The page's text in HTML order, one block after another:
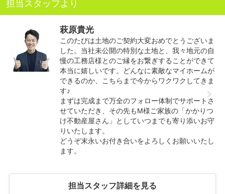
担当スタッフより
萩原貴光
このたびは土地のご契約大変おめでとうございま
した。当社未公開の特別な土地と、我々地元の自
慢の工務店様とのご縁をお繋ぎすることができて
本当に嬉しいです。どんなに素敵なマイホームが
できるのか、こちらまで今からワクワクしてきま
す♪
まずは完成まで万全のフォロー体制でサポートさ
せていただき、その先もM様ご家族の「かかりつ
け不動産屋さん」としていつまでも寄り添いお守
りいたします。
どうぞ末永いお付き合いをよろしくお願いいたし
ます。
担当スタッフ詳細を見る